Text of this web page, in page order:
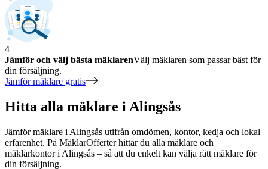
4
Jämför och välj bästa mäklarenVälj mäklaren som passar bäst för
din försäljning.
Jämför mäklare gratis
Hitta alla mäklare i Alingsås
Jämför mäklare i Alingsås utifrån omdömen, kontor, kedja och lokal
erfarenhet. På MäklarOfferter hittar du alla mäklare och
mäklarkontori Alingsås – så att du enkelt kan välja rätt mäklare för
din försäljning.